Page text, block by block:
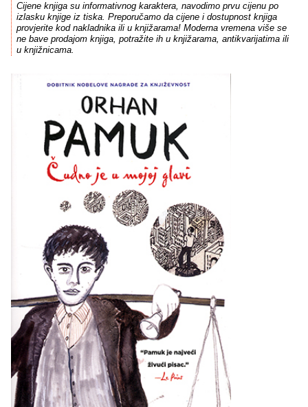
Cijene knjiga su informativnog karaktera, navodimo prvu cijenu po
izlasku knjige iz tiska. Preporučamo da cijene i dostupnost knjiga
provjerite kod nakladnika ili u knjižarama! Moderna vremena više se
ne bave prodajom knjiga, potražite ih u knjižarama, antikvarijatima ili
u knjižnicama.